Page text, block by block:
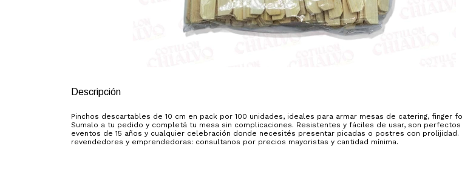
Descripción
Pinchos descartables de 10 cm en pack por 100 unidades, ideales para armar mesas de catering, finger
Sumalo a tu pedido y completá tu mesa sin complicaciones. Resistentes y fáciles de usar, son
eventos de 15 años y cualquier celebración donde necesités presentar picadas o postres con
revendedores y emprendedoras: consultanos por precios mayoristas y cantidad mínima.